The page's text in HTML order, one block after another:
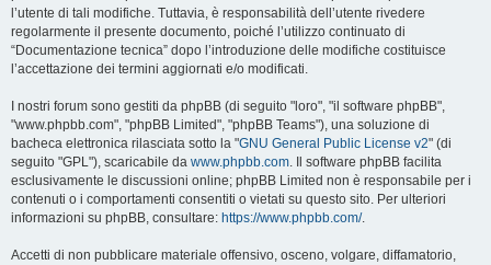
l’utente di tali modifiche. Tuttavia, è responsabilità dell’utente rivedere
regolarmente il presente documento, poiché l’utilizzo continuato di
“Documentazione tecnica” dopo l’introduzione delle modifiche costituisce
l’accettazione dei termini aggiornati e/o modificati.
I nostri forum sono gestiti da phpBB (di seguito "loro", "il software phpBB",
"www.phpbb.com", "phpBB Limited", "phpBB Teams"), una soluzione di
bacheca elettronica rilasciata sotto la "GNU General Public License v2" (di
seguito "GPL"), scaricabile da www.phpbb.com. Il software phpBB facilita
esclusivamente le discussioni online; phpBB Limited non è responsabile per i
contenuti o i comportamenti consentiti o vietati su questo sito. Per ulteriori
informazioni su phpBB, consultare: https://www.phpbb.com/.
Accetti di non pubblicare materiale offensivo, osceno, volgare, diffamatorio,